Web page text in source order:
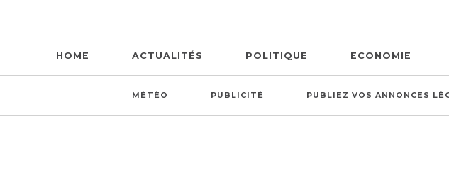
HOME ACTUALITÉS POLITIQUE ECONOMIE
MÉTÉO PUBLICITÉ PUBLIEZ VOS ANNONCES